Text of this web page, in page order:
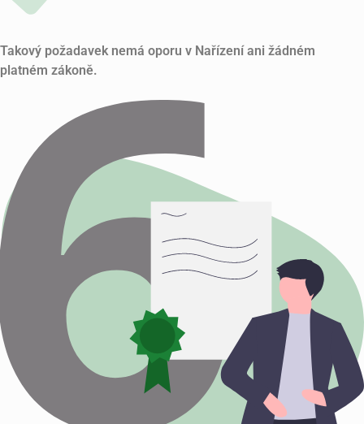
Takový požadavek nemá oporu v Nařízení ani žádném
platném zákoně.